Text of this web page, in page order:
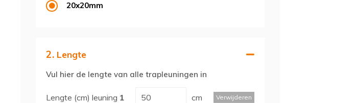
20x20mm
2. Lengte
Vul hier de lengte van alle trapleuningen in
Lengte (cm) leuning 1 cm Verwijderen